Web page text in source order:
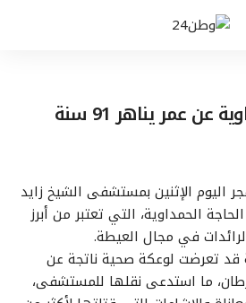
عن عمر يناهر 91 سنة
اليوم الإثنين بمستشفى الشيخ زايد
الحاجة الحمداوية، التي تعتبر من أبرز
في مجال العيطة.
قد تعرضت لوعكة صحية ناتجة عن
ما استدعى نقلها للمستشفى،